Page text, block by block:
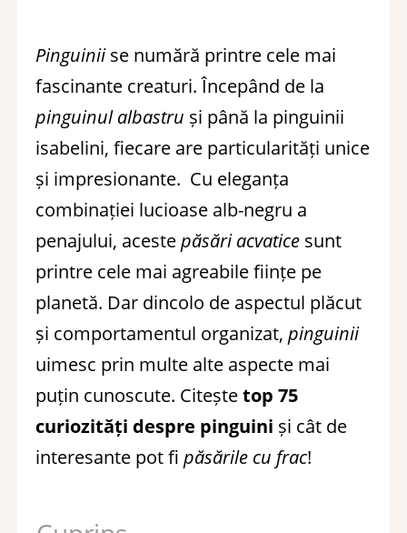
Pinguiniise numără printre cele mai
fascinante creaturi. Începând de la
pinguinul albastru și până la pinguinii
isabelini, fiecare are particularități unice
și impresionante. Cu eleganța
combinației lucioase alb-negru a
penajului, acestepăsări acvaticesunt
printre cele mai agreabile ființe pe
planetă. Dar dincolo de aspectul plăcut
și comportamentul organizat, pinguinii
uimesc prin multe alte aspecte mai
puțin cunoscute. Citeștetop 75
curiozități despre pinguini și cât de
interesante pot fi păsările cu frac!